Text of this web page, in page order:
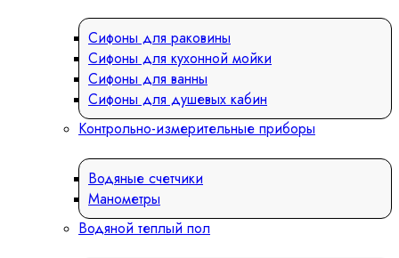
Сифоны для раковины
Сифоны для кухонной мойки
Сифоны для ванны
Сифоны для душевых кабин
Контрольно-измерительные приборы
Водяные счетчики
Манометры
Водяной теплый пол